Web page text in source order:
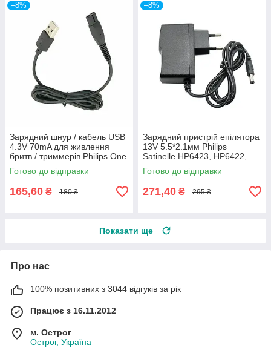
–8%
Зарядний шнур / кабель USB
4.3V 70mA для живлення
бритв / триммерів Philips One
Blade QP2520, A00390,
QP2620
Готово до відправки
165,60 ₴ 180 ₴
–8%
Зарядний пристрій епілятора
13V 5.5*2.1мм Philips
Satinelle HP6423, HP6422,
SSW-2082UK, HP6404,
HP6409
Готово до відправки
271,40 ₴ 295 ₴
Показати ще
Про нас
100% позитивних з 3044 відгуків за рік
Працює з 16.11.2012
м. Острог
Острог, Україна